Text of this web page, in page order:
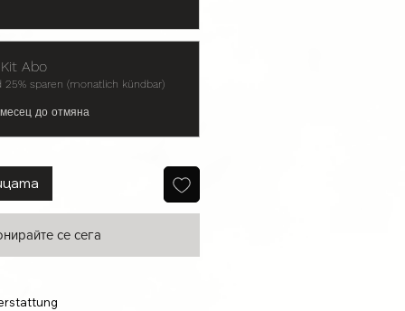
Abo
25% sparen (monatlich kündbar)
до отмяна
се сега